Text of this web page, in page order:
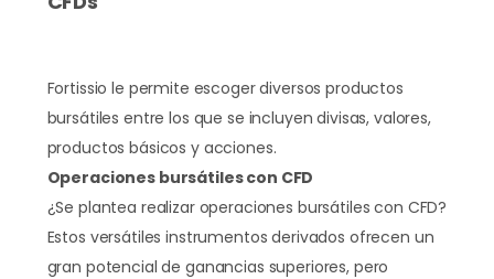
Fortissio le permite escoger diversos productos
bursátiles entre los que se incluyen divisas, valores,
productos básicos y acciones.
Operaciones bursátiles con CFD
¿Se plantea realizar operaciones bursátiles con CFD?
Estos versátiles instrumentos derivados ofrecen un
gran potencial de ganancias superiores, pero